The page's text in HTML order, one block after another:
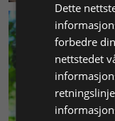
Dette
forbedre
nettstedet